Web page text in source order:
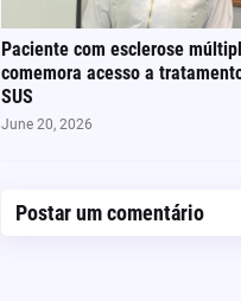
Paciente com esclerose
comemora acesso a
SUS
June 20, 2026
Postar um comentário